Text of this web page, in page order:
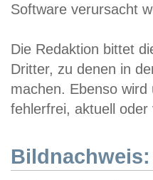
Software verursacht
Die Redaktion bittet
Dritter, zu denen in
machen. Ebenso
fehlerfrei, aktuell oder
Bildnachweis: